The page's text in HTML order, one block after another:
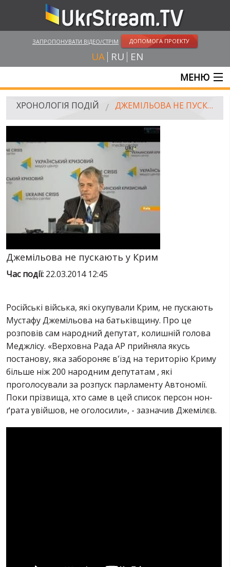
ЗАПРОПОНУВАТИ ВІДЕО/СТРІМ ДОПОМОГА ПРОЕКТУ
UA RU EN
МЕНЮ
ГОЛОВНА
РОСІЙСЬКО-УКРАЇНСЬКА ВІЙНА
"WINTER ON FIRE"
ХРОНОЛОГІЯ ЄВРОМАЙДАНУ
ПОСЛУГИ
ХРОНОЛОГІЯ ПОДІЙ ДЖЕМІЛЬОВА НЕ ПУСКАЮТЬ У КРИМ
Джемільова не пускають у Крим
Час події: 22.03.2014 12:45
Російські війська, які окупували Крим, не пускають
Мустафу Джемільова на батьківщину. Про це
розповів сам народний депутат, колишній голова
Меджлісу. «Верховна Рада АР прийняла якусь
постанову, яка забороняє в'їзд на територію Криму
більше ніж 200 народним депутатам , які
проголосували за розпуск парламенту Автономії.
Поки прізвища, хто саме в цей список персон нон-
ґрата увійшов, не оголосили», - зазначив Джемілєв.